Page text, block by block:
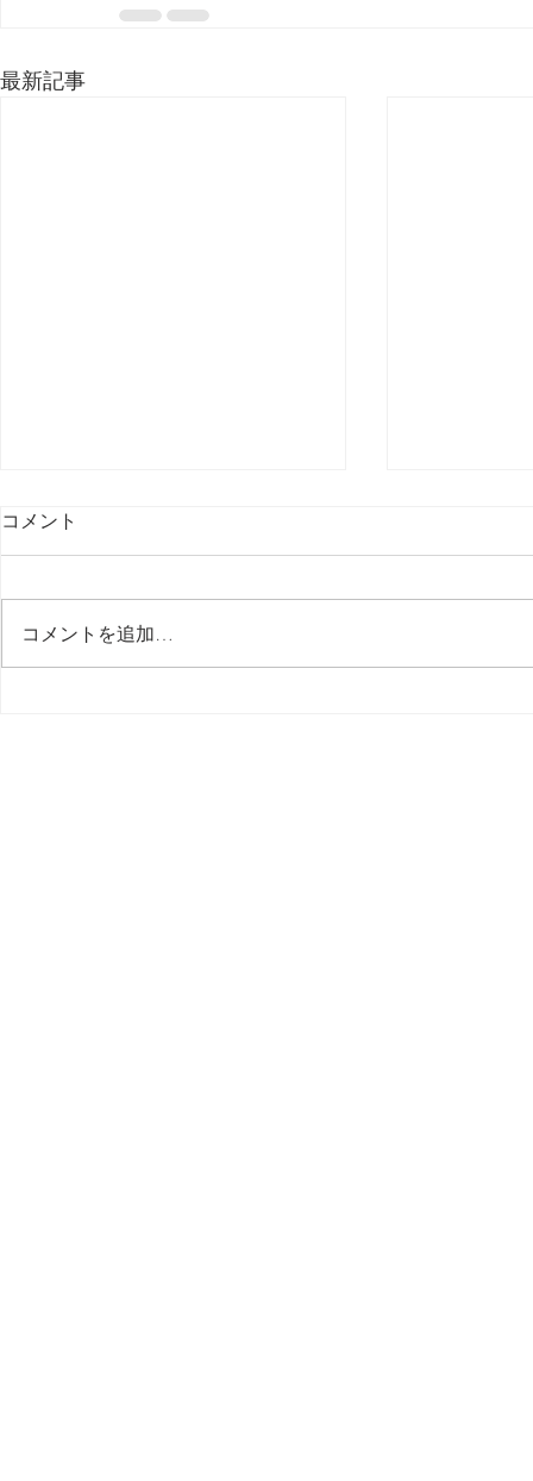
最新記事
最後の日記です
コメント
コメントを追加…